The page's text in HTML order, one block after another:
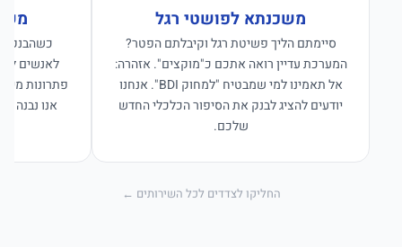
משכנתא לפושטי רגל
סיימתם הליך פשיטת רגל וקיבלתם הפטר?
המערכת עדיין רואה אתכם כ"מוקצים". אזהרה:
אל תאמינו למי שמבטיח "למחוק BDI". אנחנו
יודעים להציג לבנק את הסיפור הכלכלי החדש
שלכם.
לאנשים
פתרונות
אנו נבנה
החליקו לצדדים לכל השירותים ←